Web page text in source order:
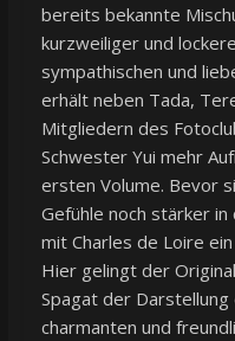
bereits bekannte
kurzweiliger und
sympathischen und
erhält neben Tada,
Mitgliedern des
Schwester Yui mehr
ersten Volume. Bevor
Gefühle noch stärker
mit Charles de Loire
Hier gelingt der
Spagat der
charmanten und